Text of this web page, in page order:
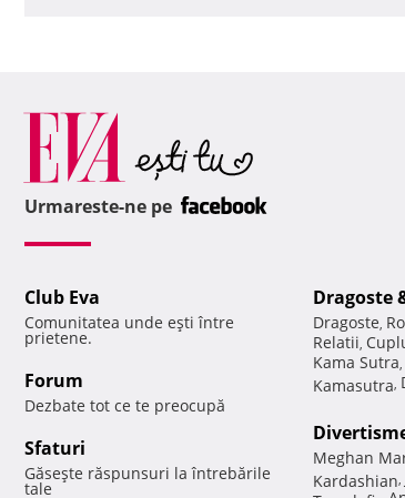
Urmareste-ne pe
Club Eva
Comunitatea unde eşti între
prietene.
Forum
Dezbate tot ce te preocupă
Sfaturi
Găseşte răspunsuri la întrebările
tale
Dragoste
Dragoste,
Relatii,
Kama Sutra,
Kamasutra,
Meghan
Kardashian,